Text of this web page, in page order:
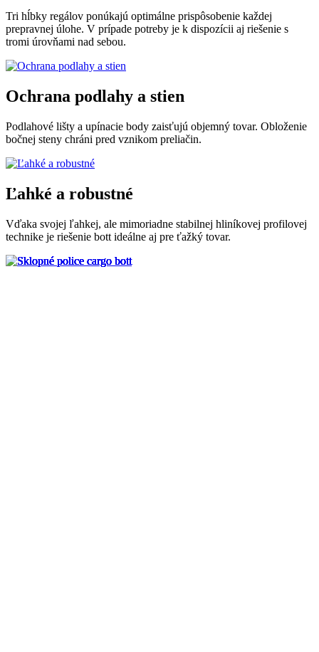
Tri hĺbky regálov ponúkajú optimálne prispôsobenie každej
prepravnej úlohe. V prípade potreby je k dispozícii aj riešenie s
tromi úrovňami nad sebou.
Ochrana podlahy a stien
Podlahové lišty a upínacie body zaisťujú objemný tovar. Obloženie
bočnej steny chráni pred vznikom preliačin.
Ľahké a robustné
Vďaka svojej ľahkej, ale mimoriadne stabilnej hliníkovej profilovej
technike je riešenie bott ideálne aj pre ťažký tovar.